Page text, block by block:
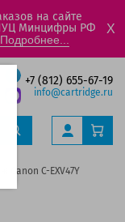
на сайте
НУЦ Минцифры РФ
Подробнее...
X
+7 (812) 655-67-19
info@cartridge.ru
Canon C-EXV47Y